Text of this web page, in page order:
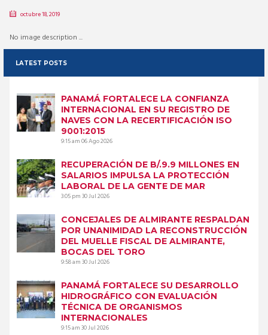
octubre 18, 2019
No image description ...
LATEST POSTS
PANAMÁ FORTALECE LA CONFIANZA
INTERNACIONAL EN SU REGISTRO DE
NAVES CON LA RECERTIFICACIÓN ISO
9001:2015
9:15 am06 Ago 2026
RECUPERACIÓN DE B/.9.9 MILLONES EN
SALARIOS IMPULSA LA PROTECCIÓN
LABORAL DE LA GENTE DE MAR
3:05 pm30 Jul 2026
CONCEJALES DE ALMIRANTE RESPALDAN
POR UNANIMIDAD LA RECONSTRUCCIÓN
DEL MUELLE FISCAL DE ALMIRANTE,
BOCAS DEL TORO
9:58 am30 Jul 2026
PANAMÁ FORTALECE SU DESARROLLO
HIDROGRÁFICO CON EVALUACIÓN
TÉCNICA DE ORGANISMOS
INTERNACIONALES
9:15 am30 Jul 2026